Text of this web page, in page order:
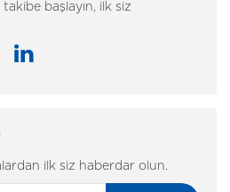
başlayın, ilk siz
ilk siz haberdar olun.